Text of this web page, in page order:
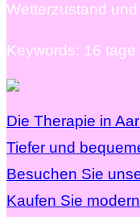
Wetterzustand
Keywords: 16
Die Therapie in
Tiefer und
Besuchen Sie
Kaufen Sie